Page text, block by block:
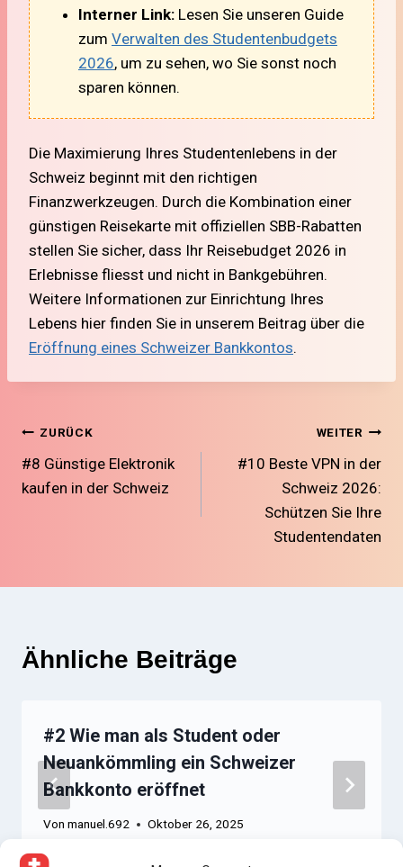
Interner Link: Lesen Sie unseren Guide
zum Verwalten des Studentenbudgets
2026, um zu sehen, wo Sie sonst noch
sparen können.
Die Maximierung Ihres Studentenlebens in der
Schweiz beginnt mit den richtigen
Finanzwerkzeugen. Durch die Kombination einer
günstigen Reisekarte mit offiziellen SBB-Rabatten
stellen Sie sicher, dass Ihr Reisebudget 2026 in
Erlebnisse fliesst und nicht in Bankgebühren.
Weitere Informationen zur Einrichtung Ihres
Lebens hier finden Sie in unserem Beitrag über die
Eröffnung eines Schweizer Bankkontos.
Beitragsnavigation
ZURÜCK
#8 Günstige Elektronik
kaufen in der Schweiz
WEITER
#10 Beste VPN in der
Schweiz 2026:
Schützen Sie Ihre
Studentendaten
Ähnliche Beiträge
#2 Wie man als Student oder
Neuankömmling ein Schweizer
Bankkonto eröffnet
Von manuel.692 Oktober 26, 2025